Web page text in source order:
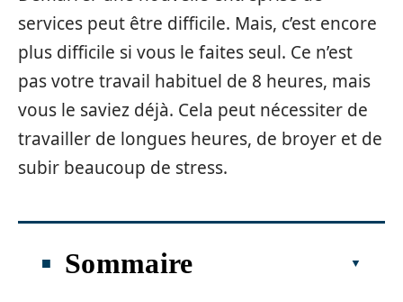
services peut être difficile. Mais, c’est encore
plus difficile si vous le faites seul. Ce n’est
pas votre travail habituel de 8 heures, mais
vous le saviez déjà. Cela peut nécessiter de
travailler de longues heures, de broyer et de
subir beaucoup de stress.
Sommaire